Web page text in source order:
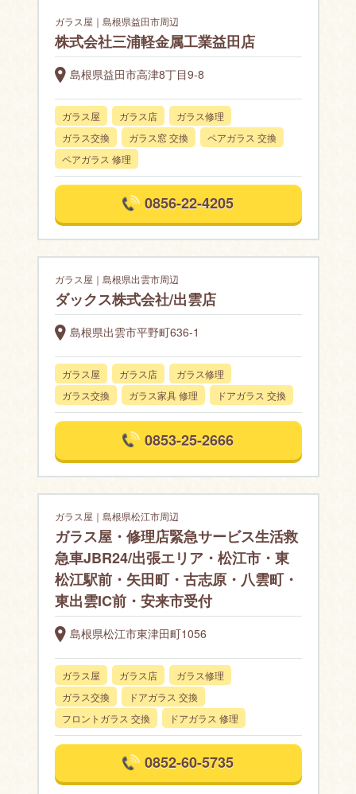
ガラス屋｜島根県益田市周辺
株式会社三浦軽金属工業益田店
島根県益田市高津8丁目9-8
ガラス屋 ガラス店
ガラス修理
ガラス交換
ガラス窓 交換
ペアガラス 交換
ペアガラス 修理
0856-22-4205
ガラス屋｜島根県出雲市周辺
ダックス株式会社/出雲店
島根県出雲市平野町636-1
ガラス屋 ガラス店
ガラス修理
ガラス交換
ガラス家具 修理 ドアガラス 交換
0853-25-2666
ガラス屋｜島根県松江市周辺
ガラス屋・修理店緊急サービス生活救
急車JBR24/出張エリア・松江市・東
松江駅前・矢田町・古志原・八雲町・
東出雲IC前・安来市受付
島根県松江市東津田町1056
ガラス屋 ガラス店
ガラス修理
ガラス交換
ドアガラス 交換
フロントガラス 交換
ドアガラス 修理
0852-60-5735